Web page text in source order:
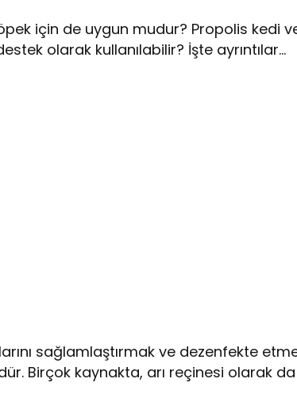
için de uygun mudur? Propolis kedi
olarak kullanılabilir? İşte ayrıntılar…
sağlamlaştırmak ve dezenfekte
Birçok kaynakta, arı reçinesi olarak da